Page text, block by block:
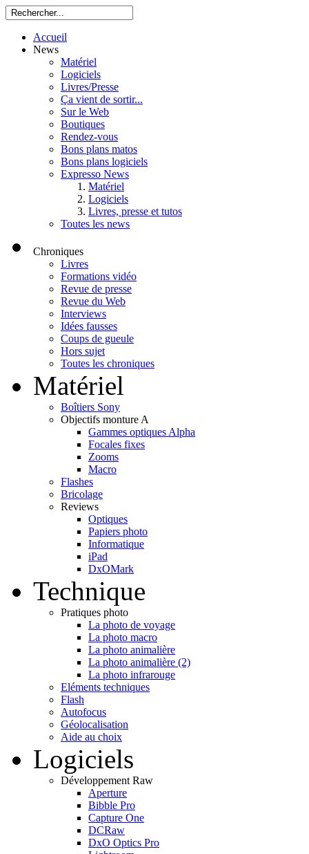
Accueil
News
Matériel
Logiciels
Livres/Presse
Ça vient de sortir...
Sur le Web
Boutiques
Rendez-vous
Bons plans matos
Bons plans logiciels
Expresso News
Matériel
Logiciels
Livres, presse et tutos
Toutes les news
Chroniques
Livres
Formations vidéo
Revue de presse
Revue du Web
Interviews
Idées fausses
Coups de gueule
Hors sujet
Toutes les chroniques
Matériel
Boîtiers Sony
Objectifs monture A
Gammes optiques Alpha
Focales fixes
Zooms
Macro
Flashes
Bricolage
Reviews
Optiques
Papiers photo
Informatique
iPad
DxOMark
Technique
Pratiques photo
La photo de voyage
La photo macro
La photo animalière
La photo animalière (2)
La photo infrarouge
Eléments techniques
Flash
Autofocus
Géolocalisation
Aide au choix
Logiciels
Développement Raw
Aperture
Bibble Pro
Capture One
DCRaw
DxO Optics Pro